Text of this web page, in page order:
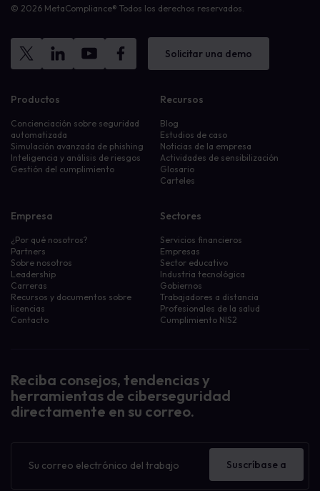
© 2026 MetaCompliance® Todos los derechos reservados.
Solicitar una demo
Productos
Concienciación sobre seguridad
automatizada
Simulación avanzada de phishing
Inteligencia y análisis de riesgos
Gestión del cumplimiento
Recursos
Blog
Estudios de caso
Noticias de la empresa
Actividades de sensibilización
Glosario
Carteles
Empresa
¿Por qué nosotros?
Partners
Sobre nosotros
Leadership
Carreras
Recursos y documentos sobre
licencias
Contacto
Sectores
Servicios financieros
Empresas
Sector educativo
Industria tecnológica
Gobiernos
Trabajadores a distancia
Profesionales de la salud
Cumplimiento NIS2
Reciba consejos, tendencias y
herramientas de ciberseguridad
directamente en su correo.
Suscríbase a